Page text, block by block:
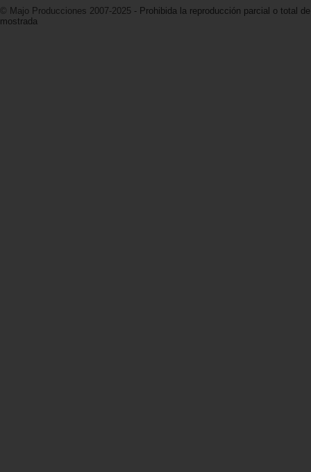
© Majo Producciones 2007-2025 - Prohibida la reproducción parcial o total
mostrada